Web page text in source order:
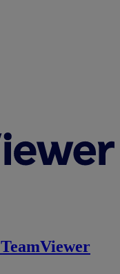
TeamViewer